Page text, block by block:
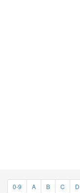
0-9 A B C D